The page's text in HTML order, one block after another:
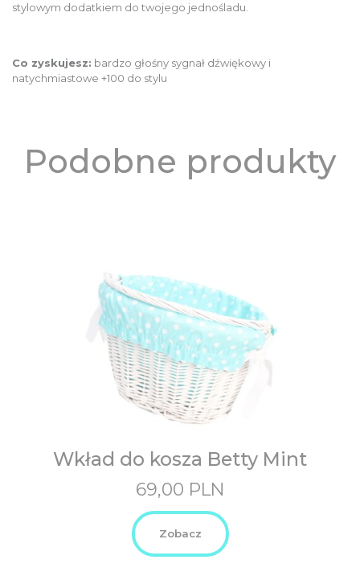
stylowym dodatkiem do twojego jednośladu.
Co zyskujesz: bardzo głośny sygnał dźwiękowy i
natychmiastowe +100 do stylu
Podobne produkty
Wkład do kosza Betty Mint
69,00 PLN
Zobacz